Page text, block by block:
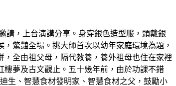
請，上台演講分享。身穿銀色造型服，頭戴銀
驚豔全場。挑大師首次以幼年家庭環境為題，
全由祖父母，隔代教養，養外祖母也住在家裡
夢及古文觀止。五十幾年前，由於功課不錯
生、智慧食材發明家、智慧食材之父，鼓勵小